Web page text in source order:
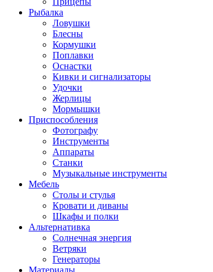
Рыбалка
Ловушки
Блесны
Кормушки
Поплавки
Оснастки
Кивки и сигнализаторы
Удочки
Жерлицы
Мормышки
Приспособления
Фотографу
Инструменты
Аппараты
Станки
Музыкальные инструменты
Мебель
Столы и стулья
Кровати и диваны
Шкафы и полки
Альтернативка
Солнечная энергия
Ветряки
Генераторы
Материалы